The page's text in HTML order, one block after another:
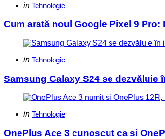
Categories
Posted
in Tehnologie
Cum arată noul Google Pixel 9 Pro:
Categories
Posted
in Tehnologie
Samsung Galaxy S24 se dezvăluie
Categories
Posted
in Tehnologie
OnePlus Ace 3 cunoscut ca si